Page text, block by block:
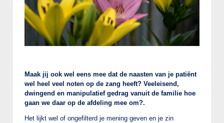
Maak jij ook wel eens mee dat de naasten van je patiënt
wel heel veel noten op de zang heeft? Veeleisend,
dwingend en manipulatief gedrag vanuit de familie hoe
gaan we daar op de afdeling mee om?.
Het lijkt wel of ongefilterd je mening geven en je zin